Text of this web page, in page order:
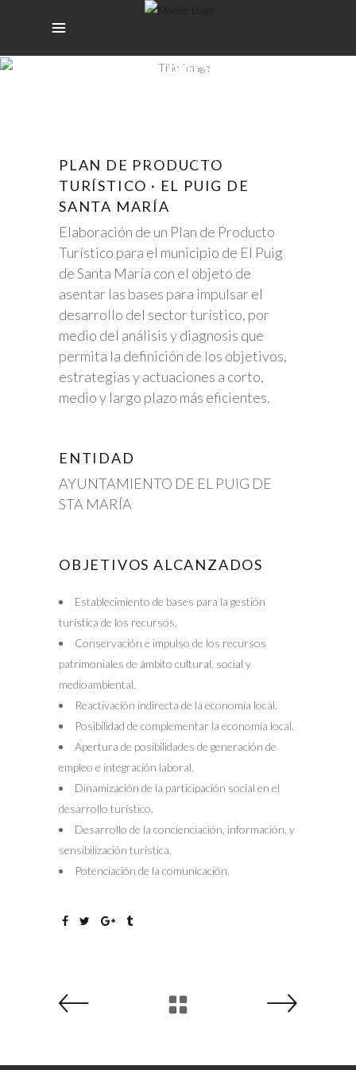
PLAN DE PRODUCTO
PLAN DE PRODUCTO
TURÍSTICO · EL PUIG DE
SANTA MARÍA
Elaboración de un Plan de Producto
Turístico para el municipio de El Puig
de Santa María con el objeto de
asentar las bases para impulsar el
desarrollo del sector turístico, por
medio del análisis y diagnosis que
permita la definición de los objetivos,
estrategias y actuaciones a corto,
medio y largo plazo más eficientes.
ENTIDAD
AYUNTAMIENTO DE EL PUIG DE
STA MARÍA
OBJETIVOS ALCANZADOS
Establecimiento de bases para la gestión
turística de los recursos.
Conservación e impulso de los recursos
patrimoniales de ámbito cultural, social y
medioambiental.
Reactivación indirecta de la economía local.
Posibilidad de complementar la economía local.
Apertura de posibilidades de generación de
empleo e integración laboral.
Dinamización de la participación social en el
desarrollo turístico.
Desarrollo de la concienciación, información, y
sensibilización turística.
Potenciación de la comunicación.